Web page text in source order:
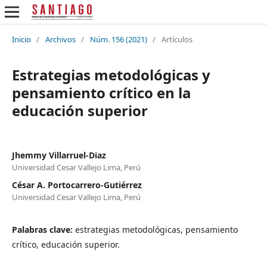
Inicio / Archivos / Núm. 156 (2021) / Artículos
Estrategias metodológicas y
pensamiento crítico en la
educación superior
Jhemmy Villarruel-Diaz
Universidad Cesar Vallejo Lima, Perú
César A. Portocarrero-Gutiérrez
Universidad Cesar Vallejo Lima, Perú
Palabras clave: estrategias metodológicas, pensamiento
crítico, educación superior.